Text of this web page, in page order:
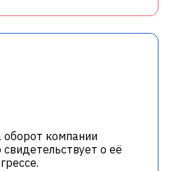
оборот компании
свидетельствует о её